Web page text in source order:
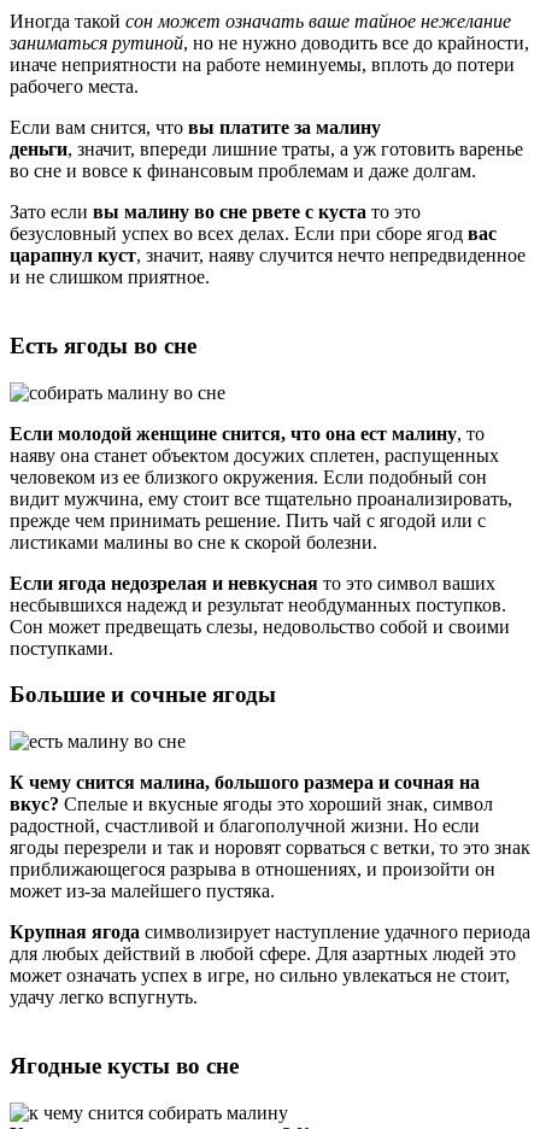
Иногда такой сон может означать ваше тайное нежелание
заниматься рутиной, но не нужно доводить все до крайности,
иначе неприятности на работе неминуемы, вплоть до потери
рабочего места.
Если вам снится, что вы платите за малину
деньги, значит, впереди лишние траты, а уж готовить варенье
во сне и вовсе к финансовым проблемам и даже долгам.
Зато если вы малину во сне рвете с куста то это
безусловный успех во всех делах. Если при сборе ягод вас
царапнул куст, значит, наяву случится нечто непредвиденное
и не слишком приятное.
Есть ягоды во сне
Если молодой женщине снится, что она ест малину, то
наяву она станет объектом досужих сплетен, распущенных
человеком из ее близкого окружения. Если подобный сон
видит мужчина, ему стоит все тщательно проанализировать,
прежде чем принимать решение. Пить чай с ягодой или с
листиками малины во сне к скорой болезни.
Если ягода недозрелая и невкусная то это символ ваших
несбывшихся надежд и результат необдуманных поступков.
Сон может предвещать слезы, недовольство собой и своими
поступками.
Большие и сочные ягоды
К чему снится малина, большого размера и сочная на
вкус? Спелые и вкусные ягоды это хороший знак, символ
радостной, счастливой и благополучной жизни. Но если
ягоды перезрели и так и норовят сорваться с ветки, то это знак
приближающегося разрыва в отношениях, и произойти он
может из-за малейшего пустяка.
Крупная ягода символизирует наступление удачного периода
для любых действий в любой сфере. Для азартных людей это
может означать успех в игре, но сильно увлекаться не стоит,
удачу легко вспугнуть.
Ягодные кусты во сне